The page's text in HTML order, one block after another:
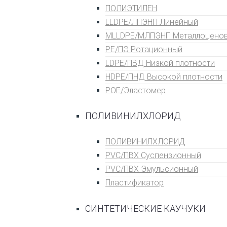
ПОЛИЭТИЛЕН
LLDPE/ЛПЭНП Линейный
MLLDPE/МЛПЭНП
PE/ПЭ Ротационный
LDPE/ПВД Низкой плотности
HDPE/ПНД Высокой плотности
POE/Эластомер
ПОЛИВИНИЛХЛОРИД
ПОЛИВИНИЛХЛОРИД
PVC/ПВХ Суспензионный
PVC/ПВХ Эмульсионный
Пластификатор
СИНТЕТИЧЕСКИЕ КАУЧУКИ